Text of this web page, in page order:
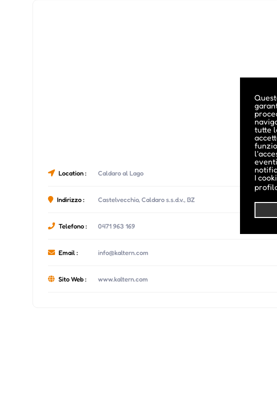
tutte
I
Location : Caldaro al Lago
Indirizzo : Castelvecchio, Caldaro s.s.d.v., BZ
Telefono : 0471 963 169
Email : info@kaltern.com
Sito Web : www.kaltern.com